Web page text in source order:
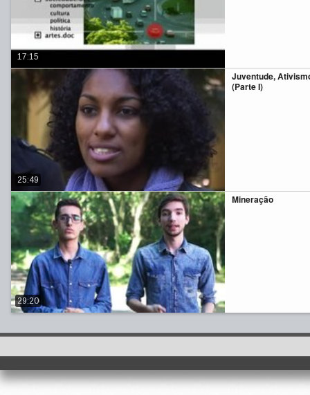
17:15
Juventude,
(Parte I)
25:49
Mineração
29:20